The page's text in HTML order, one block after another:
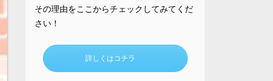
その理由をここからチェックしてみてくだ
さい！
詳しくはコチラ